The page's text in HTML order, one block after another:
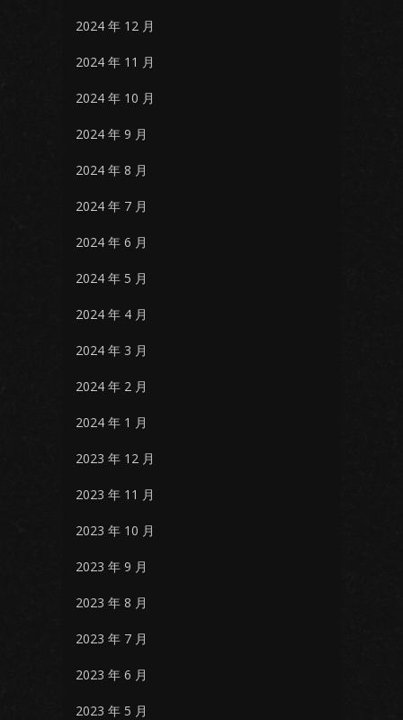
2024 年 12 月
2024 年 11 月
2024 年 10 月
2024 年 9 月
2024 年 8 月
2024 年 7 月
2024 年 6 月
2024 年 5 月
2024 年 4 月
2024 年 3 月
2024 年 2 月
2024 年 1 月
2023 年 12 月
2023 年 11 月
2023 年 10 月
2023 年 9 月
2023 年 8 月
2023 年 7 月
2023 年 6 月
2023 年 5 月